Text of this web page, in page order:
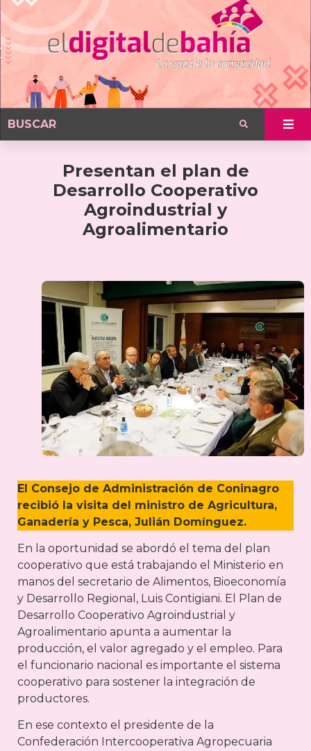
Presentan el plan de
Desarrollo Cooperativo
Agroindustrial y
Agroalimentario
El Consejo de Administración de Coninagro
recibió la visita del ministro de Agricultura,
Ganadería y Pesca, Julián Domínguez.
En la oportunidad se abordó el tema del plan
cooperativo que está trabajando el Ministerio en
manos del secretario de Alimentos, Bioeconomía
y Desarrollo Regional, Luis Contigiani. El Plan de
Desarrollo Cooperativo Agroindustrial y
Agroalimentario apunta a aumentar la
producción, el valor agregado y el empleo. Para
el funcionario nacional es importante el sistema
cooperativo para sostener la integración de
productores.
En ese contexto el presidente de la
Confederación Intercooperativa Agropecuaria